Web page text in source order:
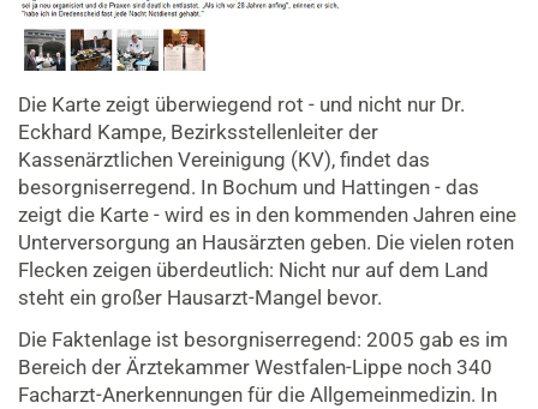
Die Karte zeigt überwiegend rot - und nicht nur Dr.
Eckhard Kampe, Bezirksstellenleiter der
Kassenärztlichen Vereinigung (KV), findet das
besorgniserregend. In Bochum und Hattingen - das
zeigt die Karte - wird es in den kommenden Jahren eine
Unterversorgung an Hausärzten geben. Die vielen roten
Flecken zeigen überdeutlich: Nicht nur auf dem Land
steht ein großer Hausarzt-Mangel bevor.
Die Faktenlage ist besorgniserregend: 2005 gab es im
Bereich der Ärztekammer Westfalen-Lippe noch 340
Facharzt-Anerkennungen für die Allgemeinmedizin. In